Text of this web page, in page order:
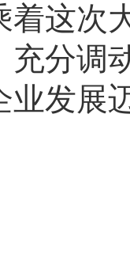
着这次
充分调
业发展